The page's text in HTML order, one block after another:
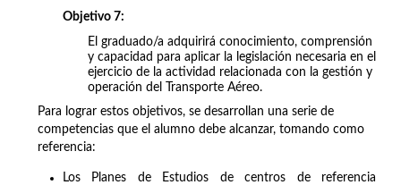
Objetivo 7:
El graduado/a adquirirá conocimiento, comprensión
y capacidad para aplicar la legislación necesaria en el
ejercicio de la actividad relacionada con la gestión y
operación del Transporte Aéreo.
Para lograr estos objetivos, se desarrollan una serie de
competencias que el alumno debe alcanzar, tomando como
referencia:
Los Planes de Estudios de centros de referencia